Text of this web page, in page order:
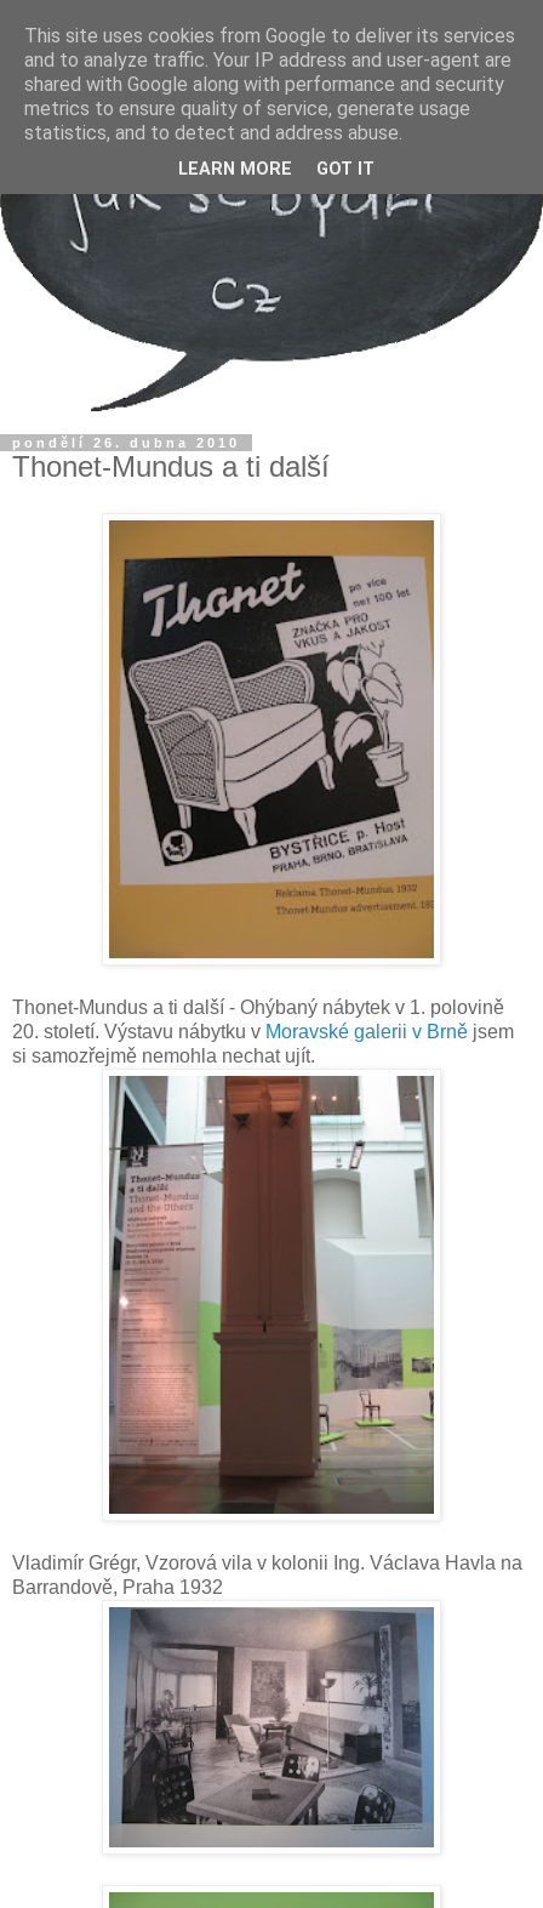
pondělí 26. dubna 2010
Thonet-Mundus a ti další
Thonet-Mundus a ti další - Ohýbaný nábytek v 1. polovině
20. století. Výstavu nábytku v Moravské galerii v Brně jsem
si samozřejmě nemohla nechat ujít.
Vladimír Grégr, Vzorová vila v kolonii Ing. Václava Havla na
Barrandově, Praha 1932
This site uses cookies from Google to deliver its services
and to analyze traffic. Your IP address and user-agent are
shared with Google along with performance and security
metrics to ensure quality of service, generate usage
statistics, and to detect and address abuse.
LEARN MORE GOT IT